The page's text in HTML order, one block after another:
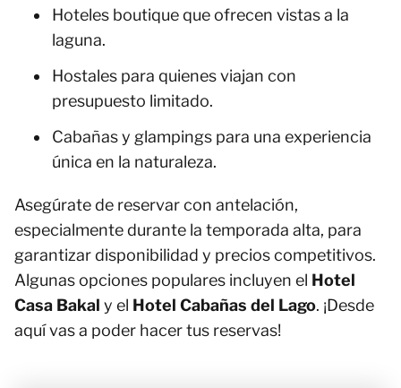
Hoteles boutique que ofrecen vistas a la
laguna.
Hostales para quienes viajan con
presupuesto limitado.
Cabañas y glampings para una experiencia
única en la naturaleza.
Asegúrate de reservar con antelación,
especialmente durante la temporada alta, para
garantizar disponibilidad y precios competitivos.
Algunas opciones populares incluyen el Hotel
Casa Bakal y el Hotel Cabañas del Lago. ¡Desde
aquí vas a poder hacer tus reservas!